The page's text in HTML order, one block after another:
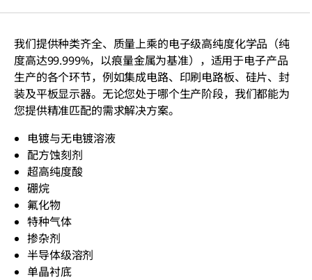
我们提供种类齐全、质量上乘的电子级高纯度化学品（纯
度高达99.999%，以痕量金属为基准），适用于电子产品
生产的各个环节，例如集成电路、印刷电路板、硅片、封
装及平板显示器。无论您处于哪个生产阶段，我们都能为
您提供精准匹配的需求解决方案。
电镀与无电镀溶液
配方蚀刻剂
超高纯度酸
硼烷
氟化物
特种气体
掺杂剂
半导体级溶剂
单晶衬底